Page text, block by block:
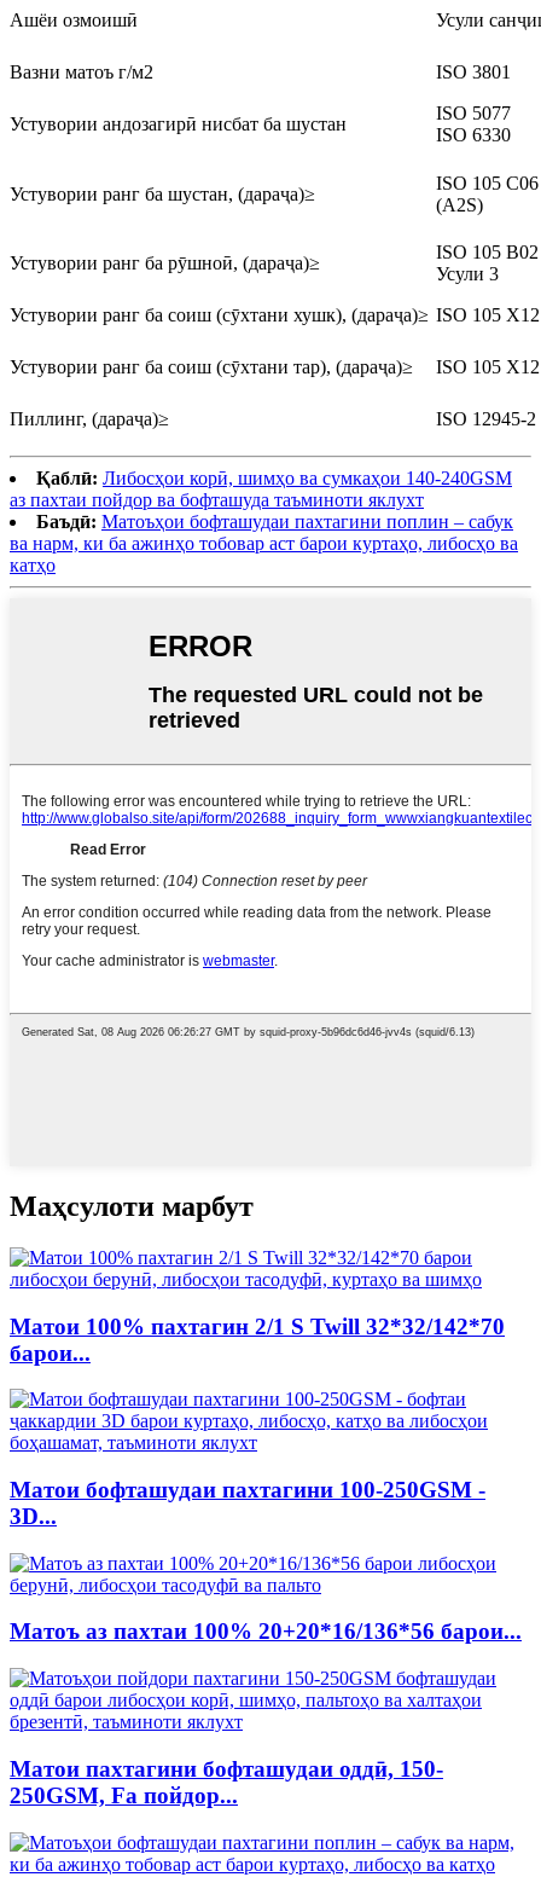
Ашёи озмоишӣ Усули
Вазни матоъ г/м2 ISO 3801
Устувории андозагирӣ нисбат ба шустан
ISO 5077
ISO 6330
Устувории ранг ба шустан, (дараҷа)≥
ISO 105 C06
(A2S)
Устувории ранг ба рӯшноӣ, (дараҷа)≥
ISO 105 B02
Усули 3
Устувории ранг ба соиш (сӯхтани хушк), (дараҷа)≥ ISO 105 X12
Устувории ранг ба соиш (сӯхтани тар), (дараҷа)≥ ISO 105 X12
Пиллинг, (дараҷа)≥ ISO 12945-2
Қаблӣ: Либосҳои корӣ, шимҳо ва сумкаҳои 140-240GSM
аз пахтаи пойдор ва бофташуда таъминоти яклухт
Баъдӣ: Матоъҳои бофташудаи пахтагини поплин – сабук
ва нарм, ки ба ажинҳо тобовар аст барои куртаҳо, либосҳо ва
катҳо
Маҳсулоти марбут
Матои 100% пахтагин 2/1 S Twill 32*32/142*70
барои...
Матои бофташудаи пахтагини 100-250GSM -
3D...
Матоъ аз пахтаи 100% 20+20*16/136*56 барои...
Матои пахтагини бофташудаи оддӣ, 150-
250GSM, Fa пойдор...